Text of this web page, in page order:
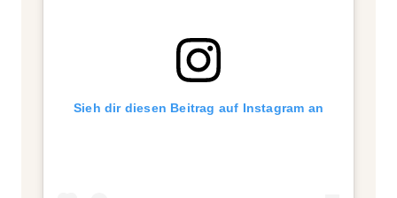
Sieh dir diesen Beitrag auf Instagram an